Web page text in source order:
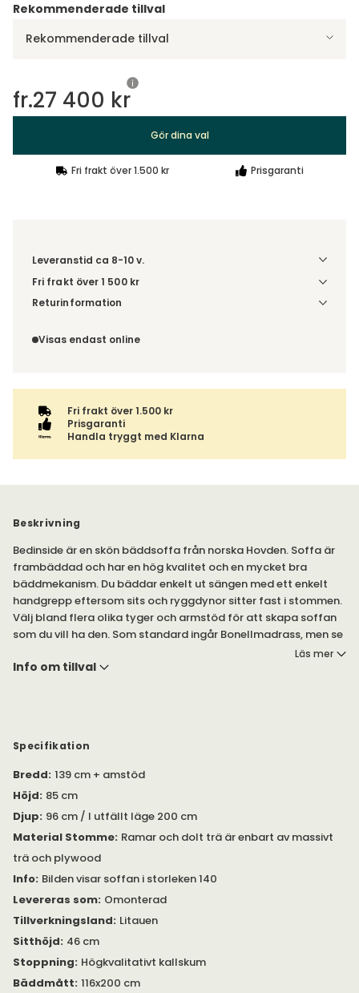
Rekommenderade tillval
Rekommenderade tillval
fr.27 400 kr
Gör dina val
Fri frakt över 1.500 kr Prisgaranti
Leveranstid ca 8-10 v.
Fri frakt över 1 500 kr
Välj utförande via 'Gör dina val' för fraktinformation på din
Returinformation
inte av ångerrätten.
Visas endast online
Fri frakt över 1.500 kr
Prisgaranti
Handla tryggt med Klarna
Beskrivning
Bedinside är en skön bäddsoffa från norska Hovden. Soffa är
frambäddad och har en hög kvalitet och en mycket bra
bäddmekanism. Du bäddar enkelt ut sängen med ett enkelt
handgrepp eftersom sits och ryggdynor sitter fast i stommen.
Välj bland flera olika tyger och armstöd för att skapa soffan
som du vill ha den. Som standard ingår Bonellmadrass, men se
Välj mellan 9 olika armstöd, 4 madrasser, 6 benfärger och
vilket gör att den passar utmärkt till att användas varje
natt. Soffan är dessutom mycket bekväm att sitta i och
kompromissar inte med bäddfuktionen. Mekanismen är ett
flexibelt system som finns i olika storlekar och modeller.
Bedinside är en moduluppbyggd soffa och går att bygga
nästan som man vill.
Observera att bredden ärutanarmstöden som mäter från 2 -
28 cm. Tips! Armstöd Store kommer med plats för förvaring.
Önskar du prydnadskuddar eller nackstöd till soffan?
Dessa hittar du under egna produkter.
Läs mer
Info om tillval
Specifikation
Bredd: 139 cm + amstöd
Höjd: 85 cm
Djup: 96 cm / I utfällt läge 200 cm
Material Stomme: Ramar och dolt trä är enbart av massivt
trä och plywood
Info: Bilden visar soffan i storleken 140
Levereras som: Omonterad
Tillverkningsland: Litauen
Sitthöjd: 46 cm
Stoppning: Högkvalitativt kallskum
Bäddmått: 116x200 cm